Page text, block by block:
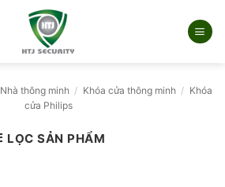
Nhà thông minh / Khóa cửa thông minh / Khóa
cửa Philips
LỌC SẢN PHẨM